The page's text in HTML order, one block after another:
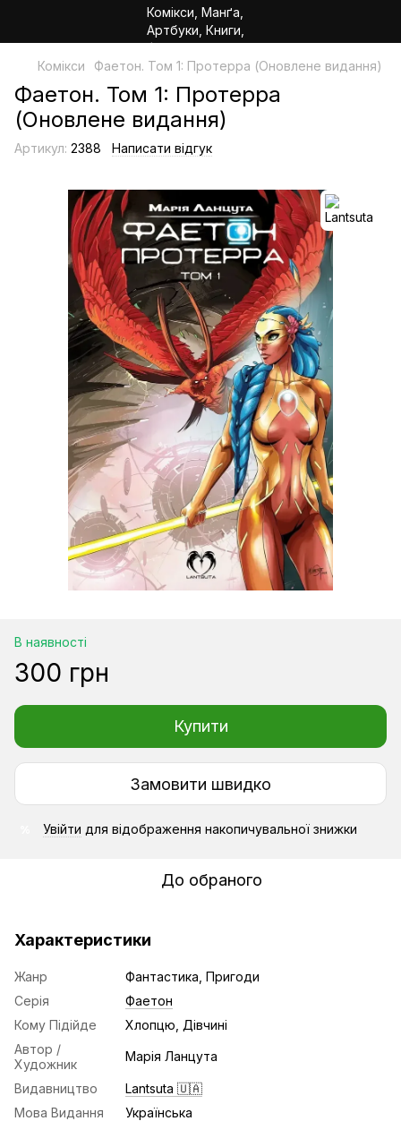
Комікси Фаетон. Том 1: Протерра (Оновлене видання)
Фаетон. Том 1: Протерра
(Оновлене видання)
Артикул: 2388 Написати відгук
В наявності
300 грн
Купити
Замовити швидко
Увійти для відображення накопичувальної знижки
До обраного
Характеристики
Жанр
Фантастика, Пригоди
Серія
Фаетон
Кому Підійде
Хлопцю, Дівчині
Автор /
Художник
Марія Ланцута
Видавництво
Lantsuta 🇺🇦
Мова Видання
Українська